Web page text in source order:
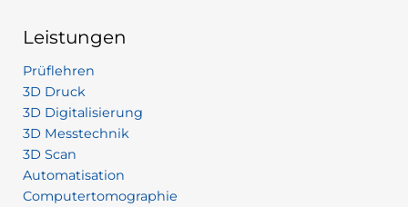
Leistungen
Prüflehren
3D Druck
3D Digitalisierung
3D Messtechnik
3D Scan
Automatisation
Computertomographie